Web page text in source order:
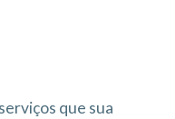
que sua